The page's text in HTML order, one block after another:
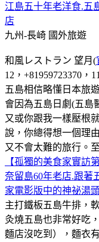
江島五十年老洋食.五
店
九州-長崎 國外旅遊
和風レストラン 望月(
12，+81959723370，
五島相信略懂日本旅
會因為五島日劇(五島
又或你跟我一樣壓根
說，你總得想一個理
又不會太難的旅行。
【孤獨的美食家實訪
奈留島60年老店.跟著
家電影版中的神祕湯頭
主打鐵板五島牛排，
灸燒五島也非常好吃
麵店沒吃到），麵衣